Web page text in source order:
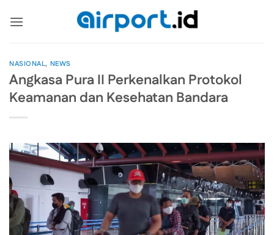
NASIONAL, NEWS
Angkasa Pura II Perkenalkan Protokol
Keamanan dan Kesehatan Bandara